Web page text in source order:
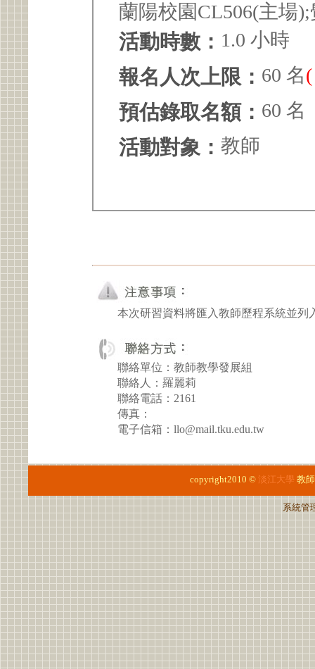
蘭陽校園CL506(主場
活動時數： 1.0 小時
報名人次上限： 60 名
預估錄取名額： 60 名
活動對象： 教師
本次研習資料將匯入教師歷程系統並
聯絡單位：教師教學發展組
聯絡人：羅麗莉
聯絡電話：2161
傳真：
電子信箱：llo@mail.tku.edu.tw
copyright2010 © 淡江大學 教
系統管